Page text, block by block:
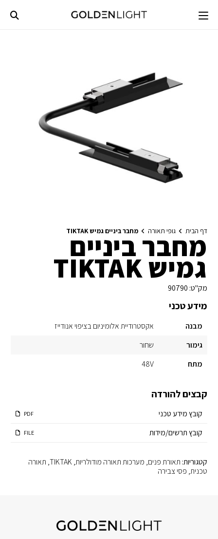
content
דף הבית גופי תאורה מחבר ביניים גמיש TIKTAK
מחבר ביניים
גמיש TIKTAK
מק"ט: 90790
מידע טכני
מבנה
אקסטרודיית אלומיניום בציפוי אנודייז
גימור
שחור
מתח
48V
קבצים להורדה
קובץ מידע טכני PDF
קובץ תרשים/מידות FILE
קטגוריות: תאורת פנים, מערכות תאורה מודולריות,
TIKTAK
, תאורה
טכנית, פסי צבירה